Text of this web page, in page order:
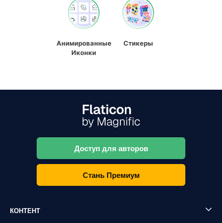
Анимированные
Иконки
Стикеры
Доступ для авторов
Стань Премиум
КОНТЕНТ